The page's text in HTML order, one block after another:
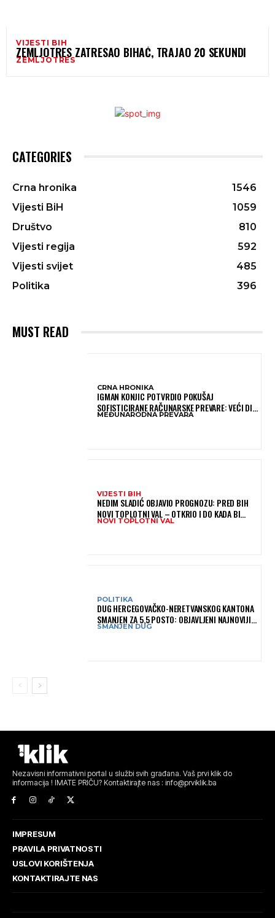
VIJESTI BIH
ZEMLJOTRES ZATRESAO BIHAĆ, TRAJAO 20 SEKUNDI
ZEMLJOTRES
CATEGORIES
Crna hronika
1546
Vijesti BiH
1059
Društvo
810
Vijesti regija
592
Vijesti svijet
485
Politika
396
MUST READ
CRNA HRONIKA
IGMAN KONJIC POTVRDIO POKUŠAJ
SOFISTICIRANE RAČUNARSKE PREVARE: VEĆI DIO
NOVCA BLOKIRAN, OČEKUJE SE POVRAT
MEĐUNARODNA PREVARA
VIJESTI BIH
NEDIM SLADIĆ OBJAVIO PROGNOZU: PRED BIH
NOVI TOPLOTNI VAL – OTKRIO I DO KADA BI
MOGAO TRAJATI
NOVI TOPLOTNI VAL
POLITIKA
DUG HERCEGOVAČKO-NERETVANSKOG KANTONA
SMANJEN ZA 5,5 POSTO: OBJAVLJENI NAJNOVIJI
PODACI MINISTARSTVA FINANSIJA
SMANJEN DUG
Nezavisni informativni portal u službi svih građana. Vaš prvi klik do
informacija ! IMATE PRIČU? Kontaktirajte nas : info@prviklik.ba
IMPRESUM
PRAVILA PRIVATNOSTI
USLOVI KORIŠTENJA
KONTAKTIRAJTE NAS